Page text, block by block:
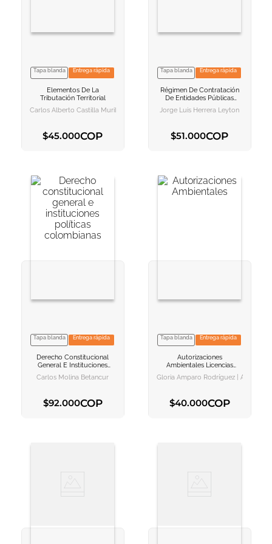
VER INFORMACION
AGREGAR AL
Tapa blanda Entrega rápida
Elementos De La
Tributación Territorial
Carlos Alberto Castilla Murillo
$45.000COP
VER INFORMACION
AGREGAR AL
Tapa blanda Entrega rápida
Régimen De Contratación
De Entidades Públicas
Sujetas Al Derecho Privado
Debates Jurisprudenciales
Jorge Luis Herrera Leyton
$51.000COP
VER INFORMACION
AGREGAR AL
Tapa blanda Entrega rápida
Derecho Constitucional
General E Instituciones
Políticas Colombianas
Carlos Molina Betancur
$92.000COP
VER INFORMACION
AGREGAR AL
Tapa blanda Entrega rápida
Autorizaciones
Ambientales Licencias
Permisos Y Concesiones
En La Realidad
Gloria Amparo Rodríguez | Álvaro
$40.000COP